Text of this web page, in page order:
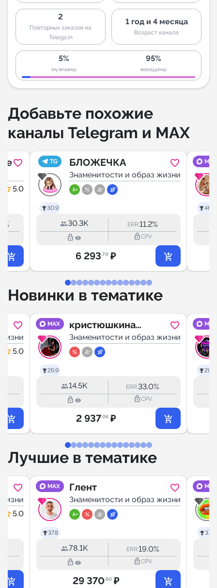
2
Повторных заказов на
Telega.in
1 год и 4 месяца
Возраст канала
5%
мужчины
95%
женщины
Добавьте похожие
каналы Telegram и MAX
5.0
TG
30.9
БЛОЖЕЧКА
Знаменитости и образ жизни
30.3K ERR:11.2%
lock_outline lock_outlineCPV
6 293.70 ₽
MAX
46.6
Новинки в тематике
5.0
MAX
26.9
кристюшкина |
кристина
карамелька
Знаменитости и образ жизни
14.5K ERR:33.0%
lock_outline lock_outlineCPV
2 937.06 ₽
MAX
26.8
Лучшие в тематике
5.0
MAX
37.8
Глент
Знаменитости и образ жизни
78.1K ERR:19.0%
lock_outline lock_outlineCPV
29 370.60 ₽
MAX
37.7